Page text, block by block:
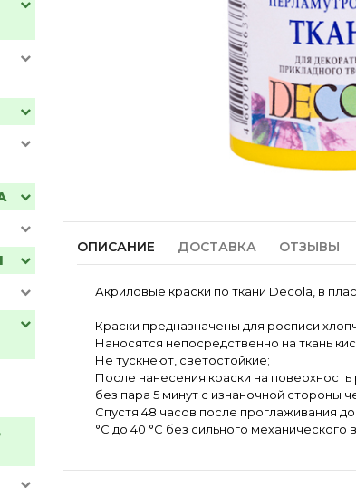
ОПИСАНИЕ ДОСТАВКА ОТЗЫВЫ
Акриловые краски по ткани Decola, в
Краски предназначены для росписи
Наносятся непосредственно на ткань
Не тускнеют, светостойкие;
После нанесения краски на
без пара 5 минут с изнаночной стороны
Спустя 48 часов после проглаживания
°С до 40 °С без сильного механического
см